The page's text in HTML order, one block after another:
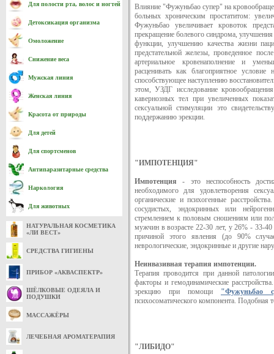
Для полости рта, волос и ногтей
Детоксикация организма
Омоложение
Снижение веса
Мужская линия
Женская линия
Красота от природы
Для детей
Для спортсменов
Антипаразитарные средства
Наркология
Для животных
НАТУРАЛЬНАЯ КОСМЕТИКА
«ЛИ ВЕСТ»
СРЕДСТВА ГИГИЕНЫ
ПРИБОР «АКВАСПЕКТР»
ШЁЛКОВЫЕ ОДЕЯЛА И
ПОДУШКИ
МАССАЖЁРЫ
ЛЕЧЕБНАЯ АРОМАТЕРАПИЯ
Влияние "Фужуньбао супер" на
больных хроническим простатитом:
Фужуньбао увеличивает кровоток
прекращение болевого синдрома,
функции, улучшению качества жизни
предстательной железы, проведенное
артериальное кровенаполнение и
расценивать как благоприятное условие
способствующее наступлению
этом, УЗДГ исследование
кавернозных тел при увеличенных
сексуальной стимуляции это
поддержанию эрекции.
"ИМПОТЕНЦИЯ"
Импотенция - это неспособность
необходимого для удовлетворения
органические и психогенные
сосудистых, эндокринных или
стремлением к половым сношениям или
мужчин в возрасте 22-30 лет, у 26% - 33-
причиной этого явления (до 90%
неврологические, эндокринные и другие
Неинвазивная терапия импотенции.
Терапия проводится при данной
факторы и гемодинамические
эрекцию при помощи "Фужуньбао
психосоматического компонента. Подобная
"ЛИБИДО"